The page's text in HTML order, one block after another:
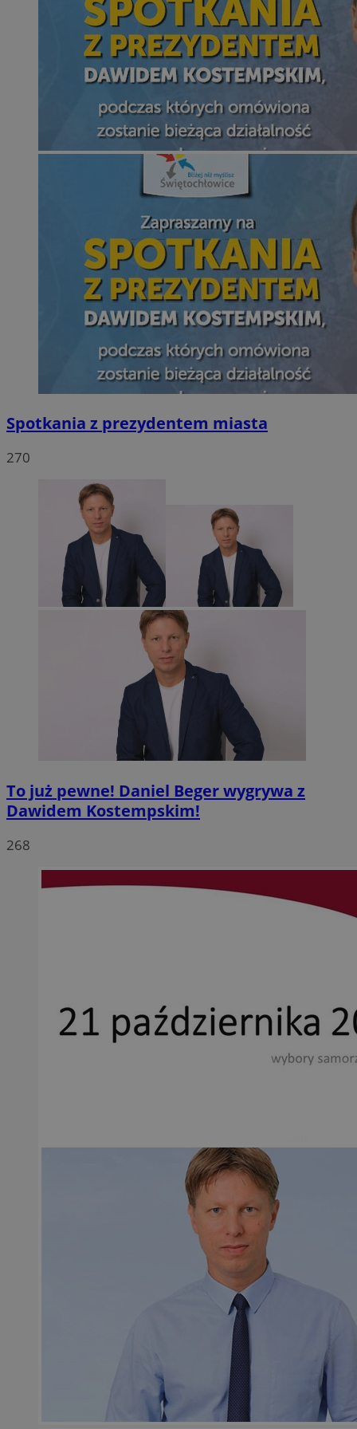
Spotkania z prezydentem miasta
270
To już pewne! Daniel Beger wygrywa z
Dawidem Kostempskim!
268